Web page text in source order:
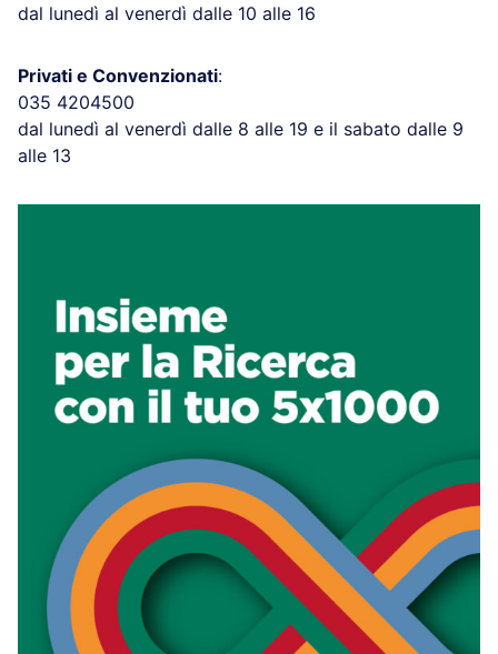
dal lunedì al venerdì dalle 10 alle 16
Privati e Convenzionati:
035 4204500
dal lunedì al venerdì dalle 8 alle 19 e il sabato dalle 9
alle 13